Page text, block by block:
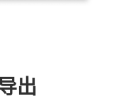
出